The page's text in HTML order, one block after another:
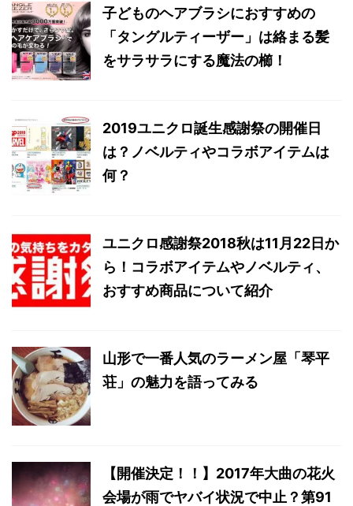
子どものヘアブラシにおすすめの
「タングルティーザー」は絡まる髪
をサラサラにする魔法の櫛！
2019ユニクロ誕生感謝祭の開催日
は？ノベルティやコラボアイテムは
何？
ユニクロ感謝祭2018秋は11月22日か
ら！コラボアイテムやノベルティ、
おすすめ商品について紹介
山形で一番人気のラーメン屋「琴平
荘」の魅力を語ってみる
【開催決定！！】2017年大曲の花火
会場が雨でヤバイ状況で中止？第91